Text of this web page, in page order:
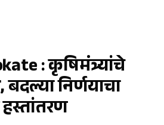
: कृषिमंत्र्यांचे
निर्णयाचा